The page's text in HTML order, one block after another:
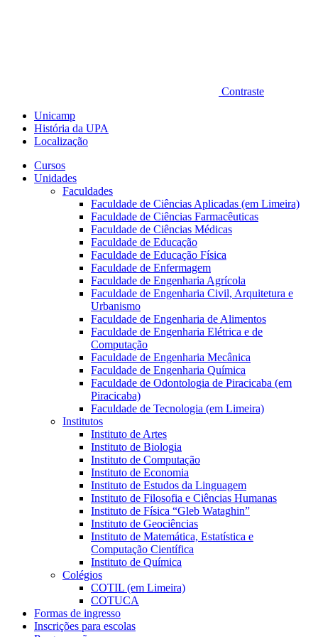
Contraste
Unicamp
História da UPA
Localização
Cursos
Unidades
Faculdades
Faculdade de Ciências Aplicadas (em Limeira)
Faculdade de Ciências Farmacêuticas
Faculdade de Ciências Médicas
Faculdade de Educação
Faculdade de Educação Física
Faculdade de Enfermagem
Faculdade de Engenharia Agrícola
Faculdade de Engenharia Civil, Arquitetura e
Urbanismo
Faculdade de Engenharia de Alimentos
Faculdade de Engenharia Elétrica e de
Computação
Faculdade de Engenharia Mecânica
Faculdade de Engenharia Química
Faculdade de Odontologia de Piracicaba (em
Piracicaba)
Faculdade de Tecnologia (em Limeira)
Institutos
Instituto de Artes
Instituto de Biologia
Instituto de Computação
Instituto de Economia
Instituto de Estudos da Linguagem
Instituto de Filosofia e Ciências Humanas
Instituto de Física “Gleb Wataghin”
Instituto de Geociências
Instituto de Matemática, Estatística e
Computação Científica
Instituto de Química
Colégios
COTIL (em Limeira)
COTUCA
Formas de ingresso
Inscrições para escolas